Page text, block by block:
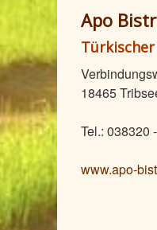
Apo
18465
Tel.: 038320
www.apo-